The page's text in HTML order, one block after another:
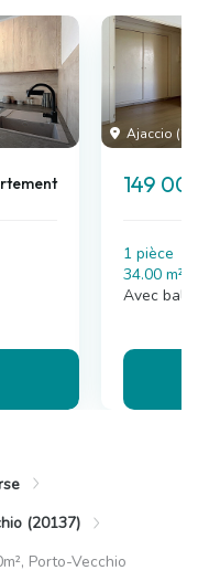
Ajaccio (2A)
149
1 pièce
34.00 m²
Avec balcon
(20137)
Porto-Vecchio